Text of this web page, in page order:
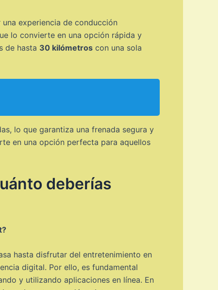
experiencia de conducción
lo convierte en una opción rápida y
de hasta 30 kilómetros con una sola
lo que garantiza una frenada segura y
en una opción perfecta para aquellos
deberías
hasta disfrutar del entretenimiento en
digital. Por ello, es fundamental
y utilizando aplicaciones en línea. En